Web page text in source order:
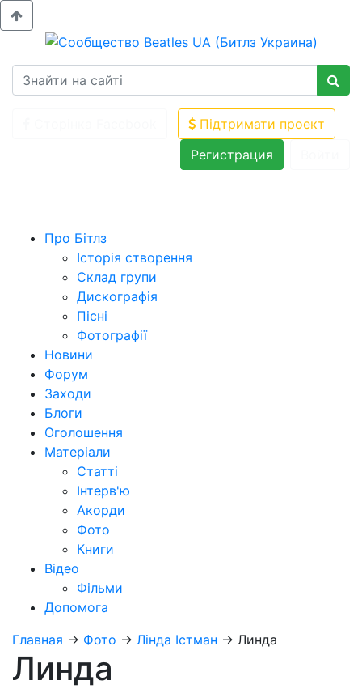
Підтримати проект
Регистрация
Про Бітлз
Історія створення
Склад групи
Дискографія
Пісні
Фотографії
Новини
Форум
Заходи
Блоги
Оголошення
Матеріали
Статті
Інтерв'ю
Акорди
Фото
Книги
Відео
Фільми
Допомога
Главная → Фото → Лінда Істман → Линда
Линда